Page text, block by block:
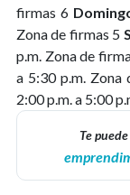
firmas 6
Zona de firmas 5
p.m. Zona de
a 5:30 p.m. Zona
2:00 p.m. a 5:00
Te